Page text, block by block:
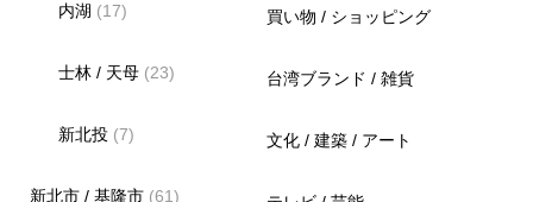
内湖 (17)
士林 / 天母 (23)
新北投 (7)
新北市 / 基隆市(61)
買い物 / ショッピング
台湾ブランド / 雑貨
文化 / 建築 / アート